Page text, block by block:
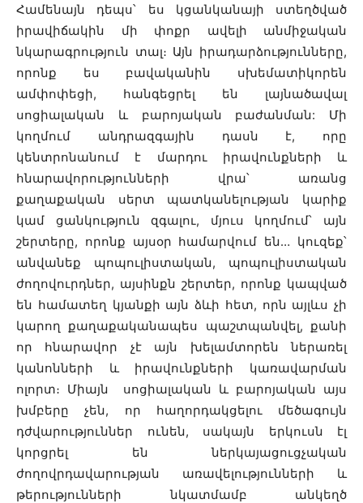
Համենայն դեպս՝ ես կցանկանայի ստեղծված
իրավիճակին մի փոքր ավելի անմիջական
նկարագրություն տալ։ Այն իրադարձությունները,
որոնք ես բավականին սխեմատիկորեն
ամփոփեցի, հանգեցրել են լայնածավալ
սոցիալական և բարոյական բաժանման: Մի
կողմում անդրազգային դասն է, որը
կենտրոնանում է մարդու իրավունքների և
հնարավորությունների վրա՝ առանց
քաղաքական սերտ պատկանելության կարիք
կամ ցանկություն զգալու, մյուս կողմում՝ այն
շերտերը, որոնք այսօր համարվում են… կուզեք՝
անվանեք պոպուլիստական, պոպուլիստական
ժողովուրդներ, այսինքն շերտեր, որոնք կապված
են համատեղ կյանքի այն ձևի հետ, որն այլևս չի
կարող քաղաքականապես պաշտպանվել, քանի
որ հնարավոր չէ այն խելամտորեն ներառել
կանոնների և իրավունքների կառավարման
ոլորտ։ Միայն սոցիալական և բարոյական այս
խմբերը չեն, որ հաղորդակցելու մեծագույն
դժվարություններ ունեն, սակայն երկուսն էլ
կորցրել են ներկայացուցչական
ժողովրդավարության առավելությունների և
թերությունների նկատմամբ անկեղծ